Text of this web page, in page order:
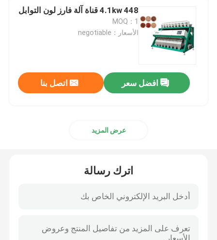
4.1kw 448 قناة آلة فارز لون التوابل
MOQ：1
الأسعار：negotiable
افضل سعر اتصل بنا
عرض المزيد
اترك رسالة